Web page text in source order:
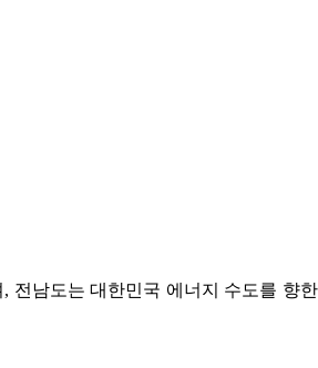
전남도는 대한민국 에너지 수도를 향한